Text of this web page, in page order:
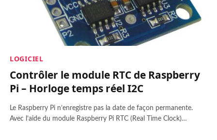
LOGICIEL
Contrôler le module RTC de Raspberry
Pi – Horloge temps réel I2C
Le Raspberry Pi n’enregistre pas la date de façon permanente.
Avec l’aide du module Raspberry Pi RTC (Real Time Clock)…